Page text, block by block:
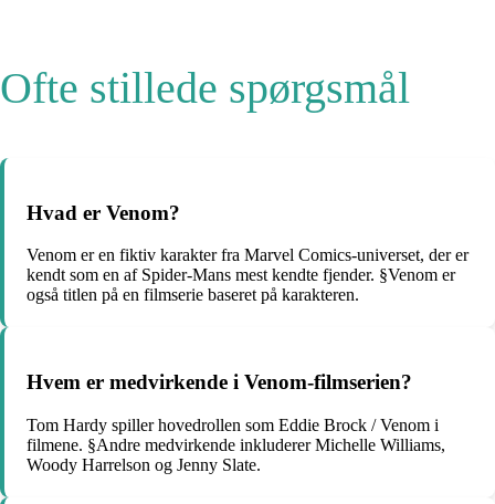
Ofte stillede spørgsmål
Hvad er Venom?
Venom er en fiktiv karakter fra Marvel Comics-universet, der er
kendt som en af Spider-Mans mest kendte fjender. §Venom er
også titlen på en filmserie baseret på karakteren.
Hvem er medvirkende i Venom-filmserien?
Tom Hardy spiller hovedrollen som Eddie Brock / Venom i
filmene. §Andre medvirkende inkluderer Michelle Williams,
Woody Harrelson og Jenny Slate.